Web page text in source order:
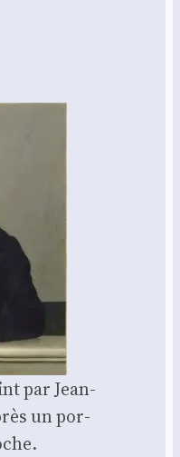
par Jean-
un por­